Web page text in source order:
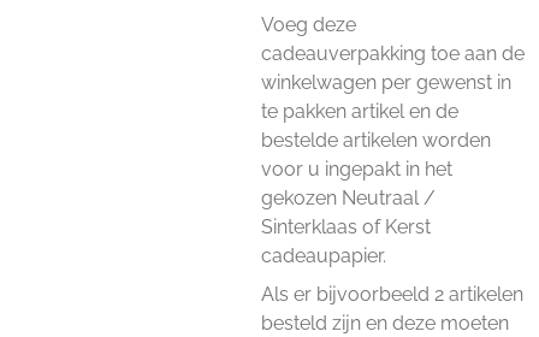
Voeg deze
cadeauverpakking toe aan de
winkelwagen per gewenst in
te pakken artikel en de
bestelde artikelen worden
voor u ingepakt in het
gekozen Neutraal /
Sinterklaas of Kerst
cadeaupapier.
Als er bijvoorbeeld 2 artikelen
besteld zijn en deze moeten